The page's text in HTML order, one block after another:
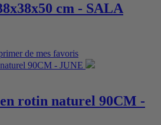
cm - SALA
de mes favoris
rotin naturel 90CM -